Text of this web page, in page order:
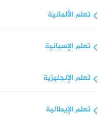
تعلم الألمانية
تعلم الإسبانية
تعلم الإنجليزية
تعلم الإيطالية